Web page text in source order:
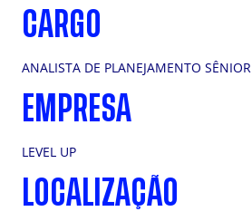
CARGO
ANALISTA DE PLANEJAMENTO SÊNIOR
EMPRESA
LEVEL UP
LOCALIZAÇÃO